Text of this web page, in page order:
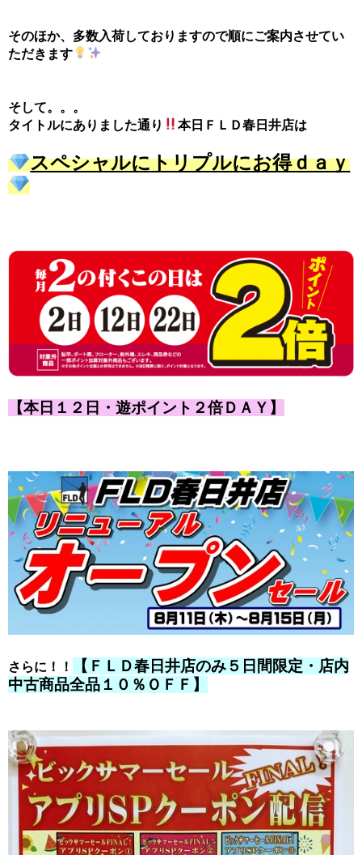
そのほか、多数入荷しておりますので順にご案内させてい
ただきます
そして。。。
タイトルにありました通り
本日ＦＬＤ春日井店は
スペシャルにトリプルにお得ｄａｙ
【本日１２日・遊ポイント２倍ＤＡＹ】
さらに！！
【ＦＬＤ春日井店のみ５日間限定・店内
中古商品全品１０％ＯＦＦ】